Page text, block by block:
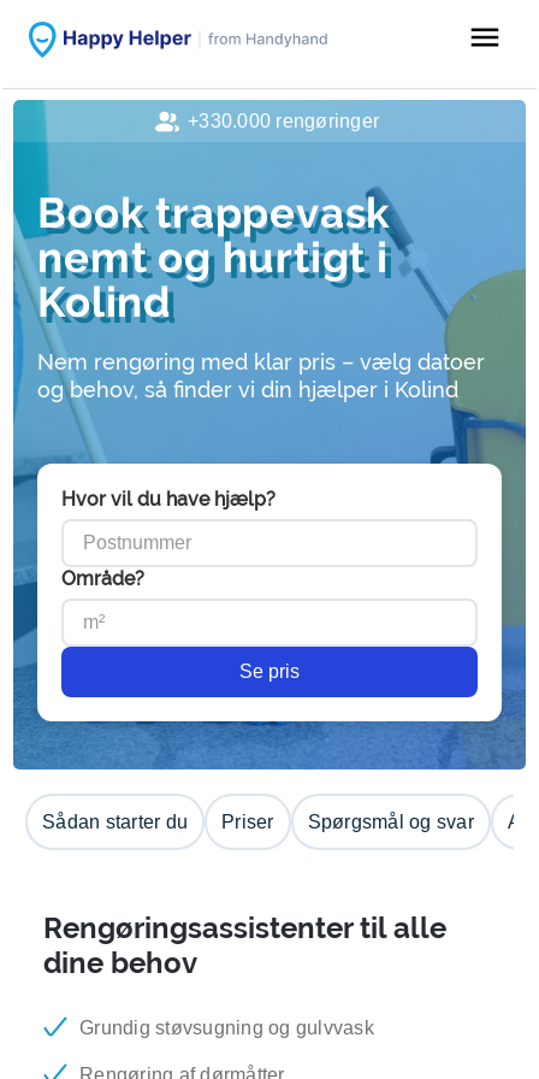
menu
Book trappevask
nemt og hurtigt i
Kolind
Nem rengøring med klar pris – vælg datoer
og behov, så finder vi din hjælper i Kolind
Hvor vil du have hjælp?
Område?
Se pris
Sådan starter du Priser Spørgsmål og svar
Rengøringsassistenter til alle
dine behov
Grundig støvsugning og gulvvask
Rengøring af dørmåtter
+330.000 rengøringer